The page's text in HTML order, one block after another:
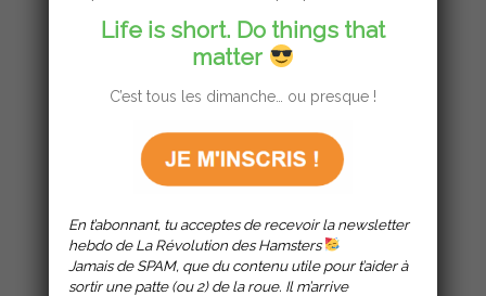
POURQUOI J’SORS DE
LA MATRICE ! LE
PODCAST
Lire la suite
Life is short. Do things that
matter
C’est tous les dimanche… ou presque !
En t’abonnant, tu acceptes de recevoir la newsletter
hebdo de La Révolution des Hamsters
Jamais de SPAM, que du contenu utile pour t’aider à
sortir une patte (ou 2) de la roue. Il m’arrive